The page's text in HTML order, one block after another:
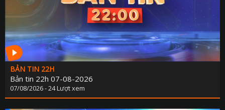
BẢN TIN 22H
Bản tin 22h 07-08-2026
07/08/2026 - 24 Lượt xem